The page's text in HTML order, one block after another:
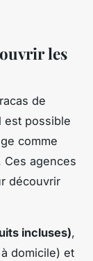
les
de
est possible
comme
Ces agences
découvrir
incluses),
domicile) et